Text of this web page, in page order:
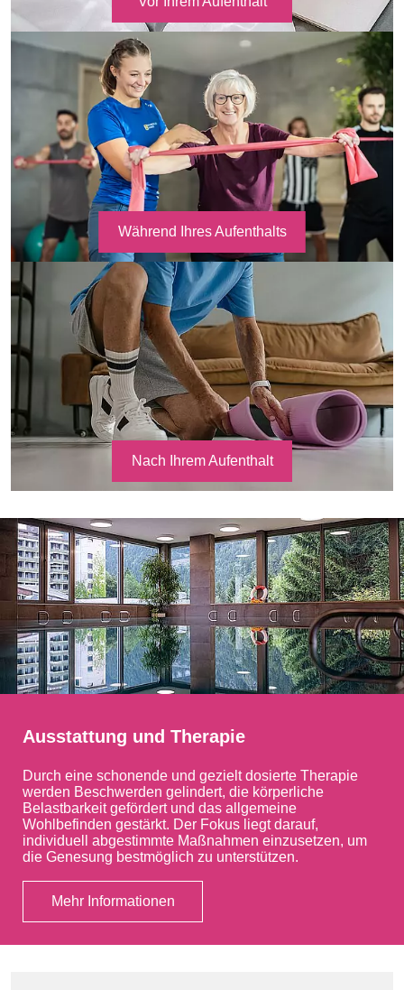
Während Ihres Aufenthalts
Nach Ihrem Aufenthalt
Ausstattung und Therapie
Durch eine schonende und gezielt dosierte Therapie
werden Beschwerden gelindert, die körperliche
Belastbarkeit gefördert und das allgemeine
Wohlbefinden gestärkt. Der Fokus liegt darauf,
individuell abgestimmte Maßnahmen einzusetzen, um
die Genesung bestmöglich zu unterstützen.
Mehr Informationen